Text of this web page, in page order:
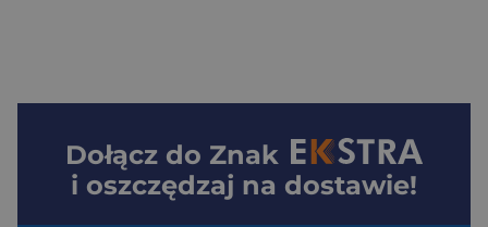
Dołącz do Znak
i oszczędzaj na dostawie!